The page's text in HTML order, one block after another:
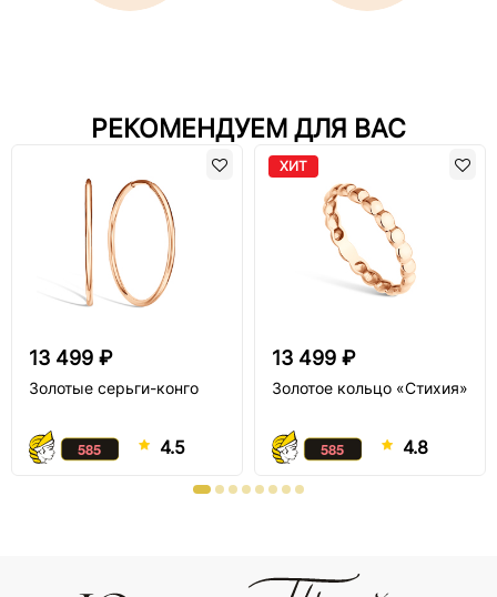
РЕКОМЕНДУЕМ ДЛЯ ВАС
13 499 ₽
Золотые серьги-конго
4.5
ХИТ
13 499 ₽
Золотое кольцо «Стихия»
4.8